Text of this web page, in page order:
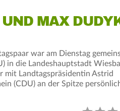
MAX
war am Dienstag
in die Landeshauptstadt
mit Landtagspräsidentin Astrid
(CDU) an der Spitze